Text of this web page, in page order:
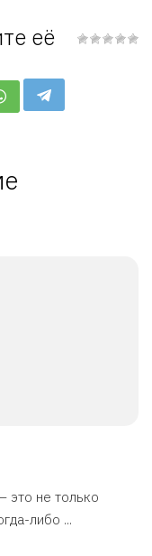
её
это не только
либо ...